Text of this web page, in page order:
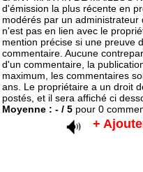
d'émission la plus récente en
modérés par un
n'est pas en lien avec le
mention précise si une preuve
commentaire. Aucune
d'un commentaire, la
maximum, les commentaires
ans. Le propriétaire a un droit
postés, et il sera affiché ci
Moyenne : - / 5 pour 0
+